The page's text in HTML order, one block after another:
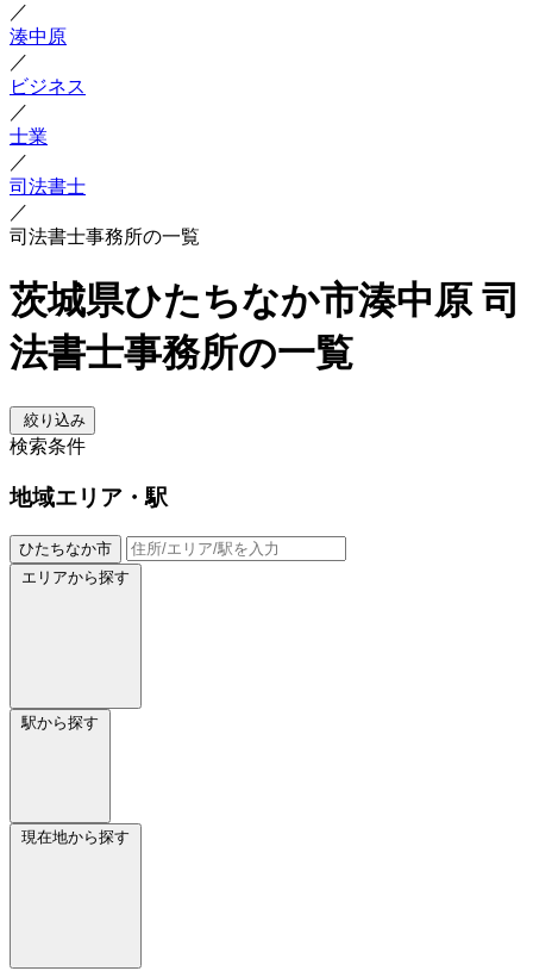
／
湊中原
／
ビジネス
／
士業
／
司法書士
／
司法書士事務所の一覧
茨城県ひたちなか市湊中原 司
法書士事務所の一覧
絞り込み
検索条件
地域エリア・駅
ひたちなか市
エリアから探す
駅から探す
現在地から探す